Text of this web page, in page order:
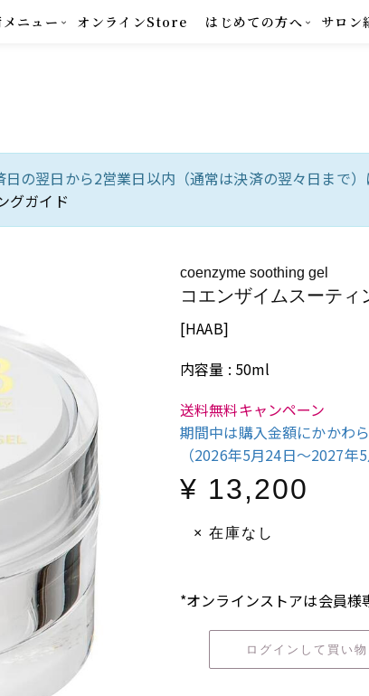
ニュー オンラインStore はじめての方へ サロン
の翌日から2営業日以内（通常は決済の翌々日まで）
グガイド
coenzyme soothing gel
コエンザイムスーティ
[HAAB]
内容量 : 50ml
送料無料キャンペーン
期間中は購入金額にかかわ
（2026年5月24日〜2027年5
¥ 13,200
× 在庫なし
*オンラインストアは会員様
ログインして買い